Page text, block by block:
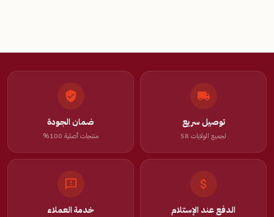
توصيل سريع
لجميع الولايات 58
ضمان الجودة
منتجات أصلية 100%
الدفع عند الإستلام خدمة العملاء